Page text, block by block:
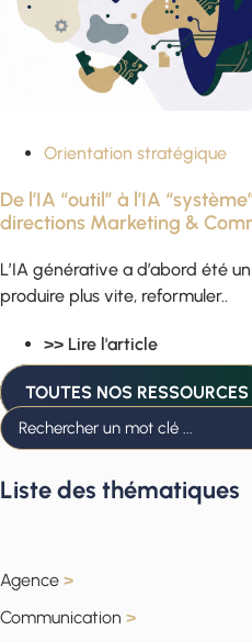
Orientation stratégique
De l’IA “outil” à l’IA
directions Marketing &
L’IA générative a d’abord été
produire plus vite, reformuler..
>> Lire l'article
TOUTES NOS RESSOURCES
Liste des thématiques
Agence >
Communication >